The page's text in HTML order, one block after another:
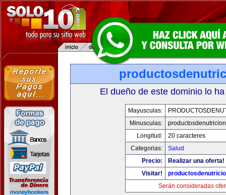
El dueño de este dominio lo
Mayusculas:
Minusculas:
Longitud:
20 caracteres
Categorias:
Salud
Precio:
Realizar una oferta!
Visitar!
Serán consideradas